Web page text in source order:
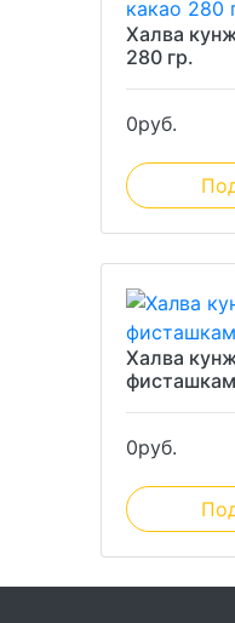
Халва
280 гр.
0руб.
Халва
0руб.